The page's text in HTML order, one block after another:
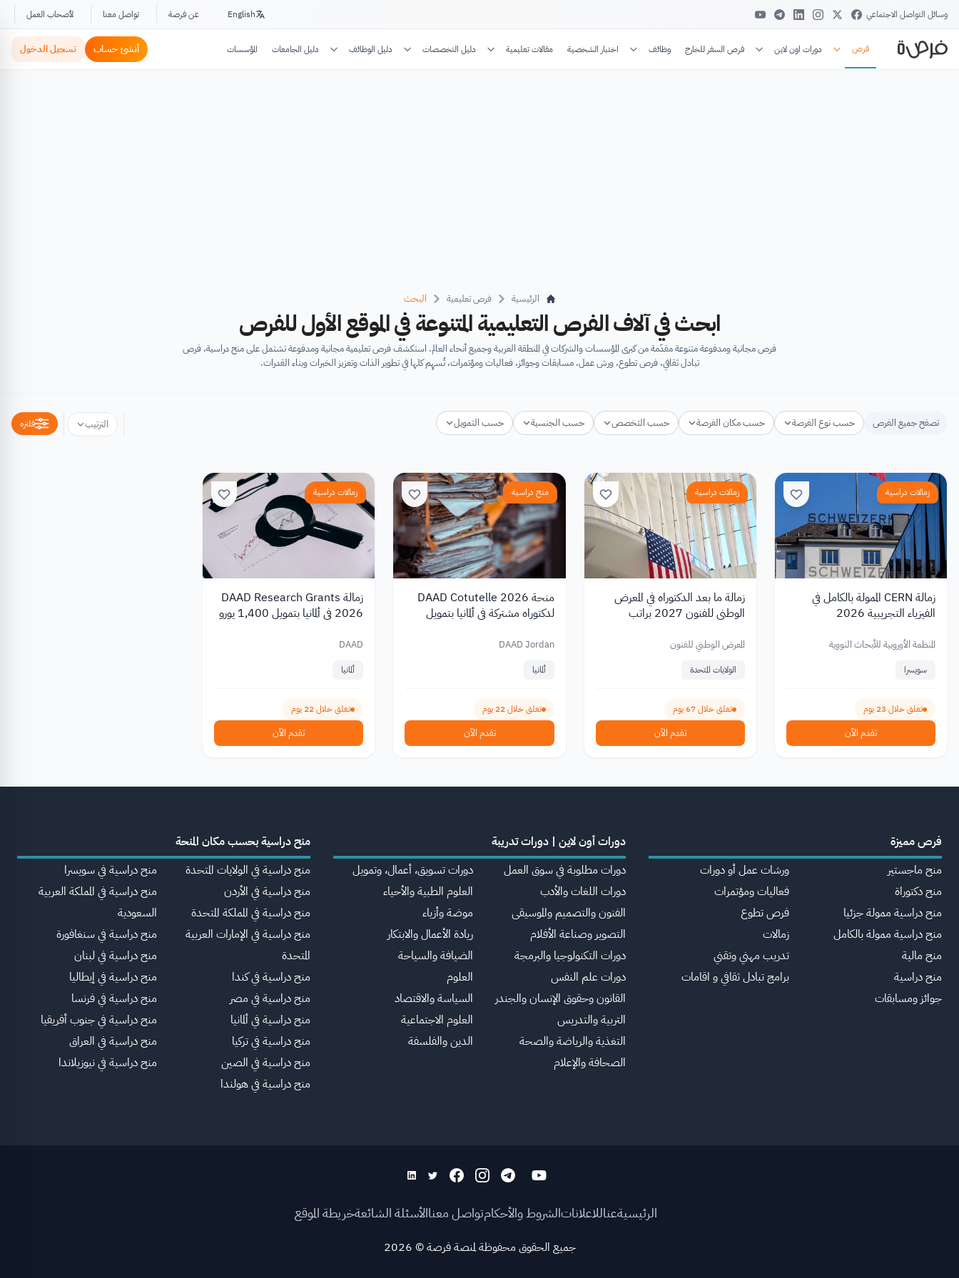
وسائل التواصل الاجتماعي English عن فرصة تواصل معنا لأصحاب العمل
فرص دورات اون لاين فرص السفر للخارج وظائف اختبار الشخصية مقالات تعليمية دليل التخصصات دليل الوظائف دليل الجامعات المؤسسات أنشئ حساب تسجيل الدخول
الرئيسية فرص تعليمية البحث
ابحث في آلاف الفرص التعليمية المتنوعة في الموقع الأول للفرص
فرص مجانية ومدفوعة متنوعة مقدّمة من كبرى المؤسسات والشركات في المنطقة العربية وجميع أنحاء العالم. استكشف فرص تعليمية مجانية ومدفوعة تشتمل على منح دراسية، فرص
تبادل ثقافي، فرص تطوع، ورش عمل، مسابقات وجوائز، فعاليات ومؤتمرات، تُسهِم كلها في تطوير الذات وتعزيز الخبرات وبناء القدرات.
تصفح جميع الفرص حسب نوع الفرصة حسب مكان الفرصة حسب التخصص حسب الجنسية حسب التمويل الترتيب فلتره
زمالات دراسية
زمالة CERN الممولة بالكامل في
الفيزياء التجريبية 2026
المنظمة الأوروبية للأبحاث النووية
سويسرا
تغلق خلال 23 يوم
تقدم الآن
زمالات دراسية
زمالة ما بعد الدكتوراه في المعرض
الوطني للفنون 2027 براتب
المعرض الوطني للفنون
الولايات المتحدة
تغلق خلال 67 يوم
تقدم الآن
منح دراسية
منحة DAAD Cotutelle 2026
لدكتوراه مشتركة في ألمانيا بتمويل
DAAD Jordan
ألمانيا
تغلق خلال 22 يوم
تقدم الآن
زمالات دراسية
زمالة DAAD Research Grants
2026 في ألمانيا بتمويل 1,400 يورو
DAAD
ألمانيا
تغلق خلال 22 يوم
تقدم الآن
فرص مميزة
منح ماجستير
منح دكتوراة
منح دراسية ممولة جزئيا
منح دراسية ممولة بالكامل
منح مالية
منح دراسية
جوائز ومسابقات
ورشات عمل أو دورات
فعاليات ومؤتمرات
فرص تطوع
زمالات
تدريب مهني وتقني
برامج تبادل ثقافي و اقامات
دورات أون لاين | دورات تدريبة
دورات مطلوبة في سوق العمل
دورات اللغات والأدب
الفنون والتصميم والموسيقى
التصوير وصناعة الأفلام
دورات التكنولوجيا والبرمجة
دورات علم النفس
القانون وحقوق الإنسان والجندر
التربية والتدريس
التغذية والرياضة والصحة
الصحافة والإعلام
دورات تسويق، أعمال، وتمويل
العلوم الطبية والأحياء
موضة وأزياء
ريادة الأعمال والابتكار
الضيافة والسياحة
العلوم
السياسة والاقتصاد
العلوم الاجتماعية
الدين والفلسفة
منح دراسية بحسب مكان المنحة
منح دراسية في الولايات المتحدة
منح دراسية في الأردن
منح دراسية في المملكة المتحدة
منح دراسية في الإمارات العربية
المتحدة
منح دراسية في كندا
منح دراسية في مصر
منح دراسية في ألمانيا
منح دراسية في تركيا
منح دراسية في الصين
منح دراسية في هولندا
منح دراسية في سويسرا
منح دراسية في المملكة العربية
السعودية
منح دراسية في سنغافورة
منح دراسية في لبنان
منح دراسية في إيطاليا
منح دراسية في فرنسا
منح دراسية في جنوب أفريقيا
منح دراسية في العراق
منح دراسية في نيوزيلاندا
الرئيسيةعناللاعلاناتالشروط والأحكامتواصل معناالأسئلة الشائعةخريطة الموقع
جميع الحقوق محفوظة لمنصة فرصة©
2026